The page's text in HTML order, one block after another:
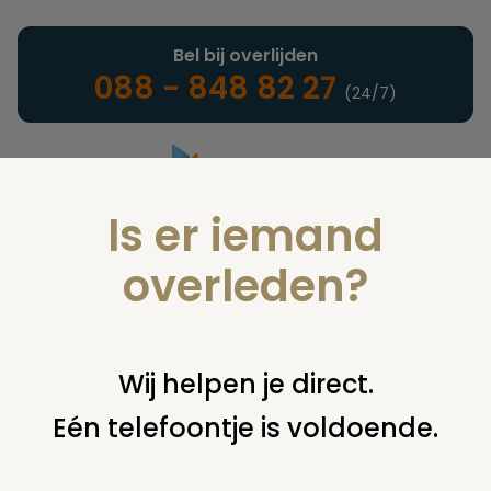
Landelijke uitvaartonderneming
Bel bij overlijden
088 - 848 82 27 (24/7)
U bent hier: home nieuws & agenda nieuws zoetermeer
Is er iemand
overleden?
Wij helpen je direct.
Eén telefoontje is voldoende.